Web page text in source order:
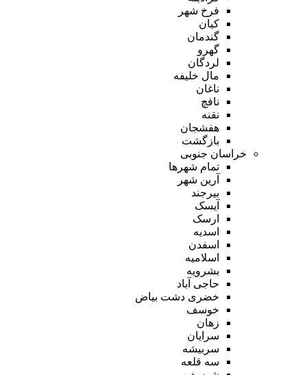
فرخ شهر
کیان
گندمان
گهرو
لردگان
مال خلیفه
ناغان
نافچ
نقنه
هفشجان
بازگشت
خراسان جنوبی
تمام شهر‌ها
آرین شهر
بیرجند
آیسک
ارسک
اسدیه
اسفدن
اسلامیه
بشرویه
حاجی آباد
خضری دشت بیاض
خوسف
زهان
سرایان
سربیشه
سه قلعه